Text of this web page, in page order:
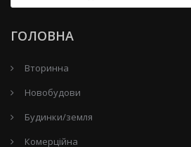
ГОЛОВНА
Вторинна
Новобудови
Будинки/земля
Комерційна